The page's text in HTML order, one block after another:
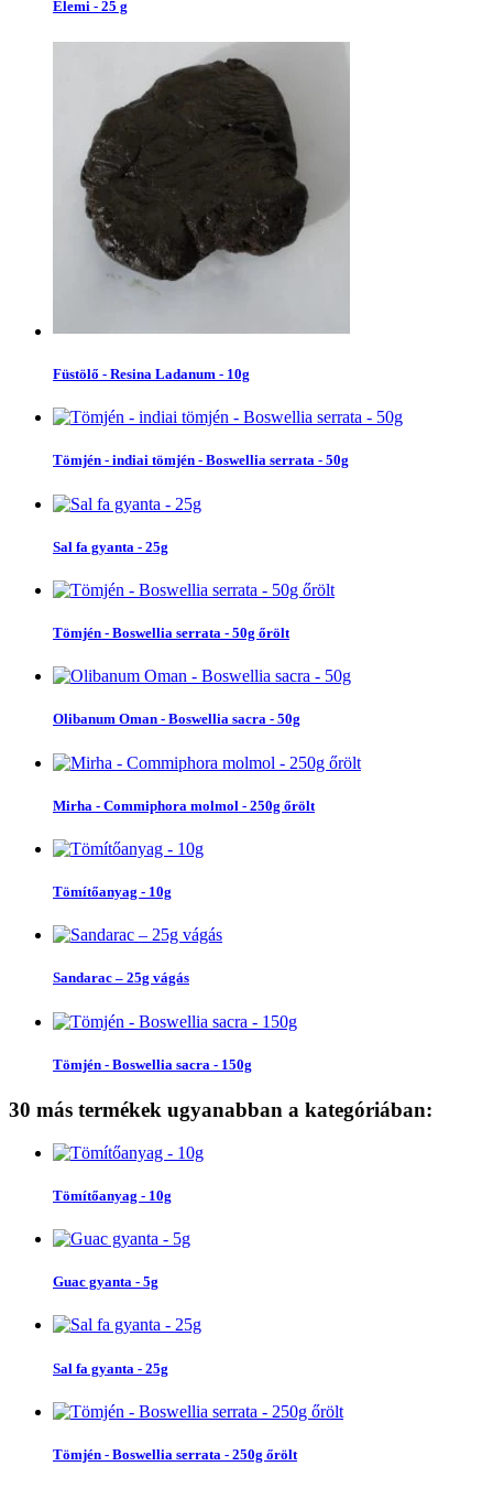
Elemi - 25 g
Füstölő - Resina Ladanum - 10g
Tömjén - indiai tömjén - Boswellia serrata - 50g
Sal fa gyanta - 25g
Tömjén - Boswellia serrata - 50g őrölt
Olibanum Oman - Boswellia sacra - 50g
Mirha - Commiphora molmol - 250g őrölt
Tömítőanyag - 10g
Sandarac – 25g vágás
Tömjén - Boswellia sacra - 150g
30 más termékek ugyanabban a kategóriában:
Tömítőanyag - 10g
Guac gyanta - 5g
Sal fa gyanta - 25g
Tömjén - Boswellia serrata - 250g őrölt